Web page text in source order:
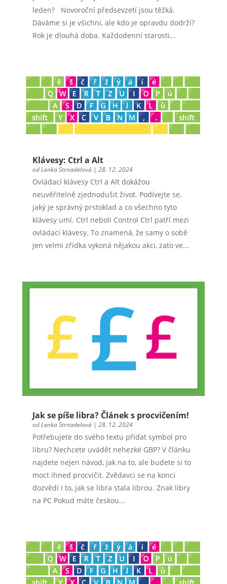
leden? Novoroční předsevzetí jsou těžká.
Dáváme si je všichni, ale kdo je opravdu dodrží?
Rok je dlouhá doba. Každodenní starosti...
Klávesy: Ctrl a Alt
odLenka Strnadelová| 28. 12. 2024
Ovládací klávesy Ctrl a Alt dokážou
neuvěřitelně zjednodušit život. Podívejte se,
jaký je správný prstoklad a co všechno tyto
klávesy umí. Ctrl neboli Control Ctrl patří mezi
ovládací klávesy. To znamená, že samy o sobě
jen velmi zřídka vykoná nějakou akci, zato ve...
Jak se píše libra? Článek s procvičením!
odLenka Strnadelová| 28. 12. 2024
Potřebujete do svého textu přidat symbol pro
libru? Nechcete uvádět nehezké GBP? V článku
najdete nejen návod, jak na to, ale budete si to
moct ihned procvičit. Zvědavci se na konci
dozvědí i to, jak se libra stala librou. Znak libry
na PC Pokud máte českou...